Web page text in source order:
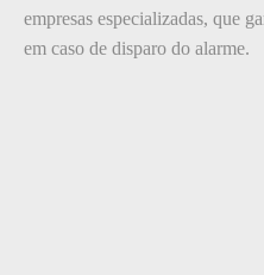
empresas especializadas, que
em caso de disparo do alarme.